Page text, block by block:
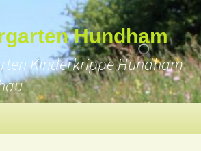
Hundham
Kinderkrippe Hundham
Suchen
nach: